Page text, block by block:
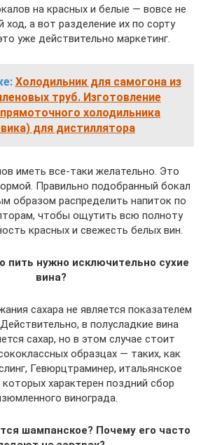
на красных и белые — вовсе не
ход, а вот разделение их по сорту
уже действительно маркетинг.
Холодильник для самогона из
труб. Изготовление
холодильника
для дистиллятора
иметь все-таки желательно. Это
Правильно подобранный бокал
образом распределить напиток по
чтобы ощутить всю полноту
красных и свежесть белых вин.
пить нужно исключительно сухие
вина?
сахара не является показателем
в полусладкие вина
сахар, но в этом случае стоит
образцах — таких, как
Гевюрцтраминер, итальянское
которых характерен поздний сбор
винограда.
шампанское? Почему его часто